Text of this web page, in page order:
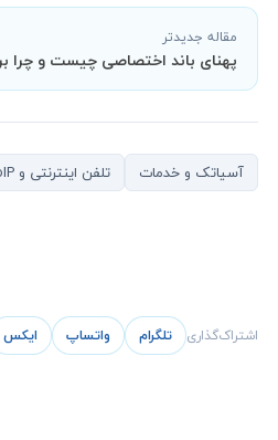
مقاله جدیدتر
پهنای باند اختصاصی چیست و چرا
آسیاتک و خدمات تلفن اینترنتی و VoIP
اشتراک‌گذاری تلگرام واتساپ ایکس